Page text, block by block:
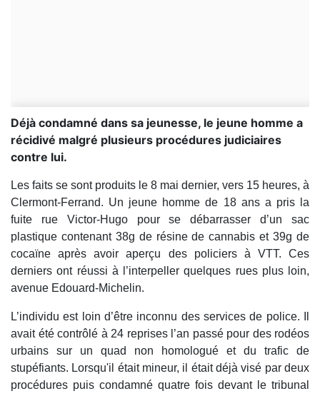
Déjà condamné dans sa jeunesse, le jeune homme a
récidivé malgré plusieurs procédures judiciaires
contre lui.
Les faits se sont produits le 8 mai dernier, vers 15 heures, à
Clermont-Ferrand. Un jeune homme de 18 ans a pris la
fuite rue Victor-Hugo pour se débarrasser d’un sac
plastique contenant 38g de résine de cannabis et 39g de
cocaïne après avoir aperçu des policiers à VTT. Ces
derniers ont réussi à l’interpeller quelques rues plus loin,
avenue Edouard-Michelin.
L’individu est loin d’être inconnu des services de police. Il
avait été contrôlé à 24 reprises l’an passé pour des rodéos
urbains sur un quad non homologué et du trafic de
stupéfiants. Lorsqu'il était mineur, il était déjà visé par deux
procédures puis condamné quatre fois devant le tribunal